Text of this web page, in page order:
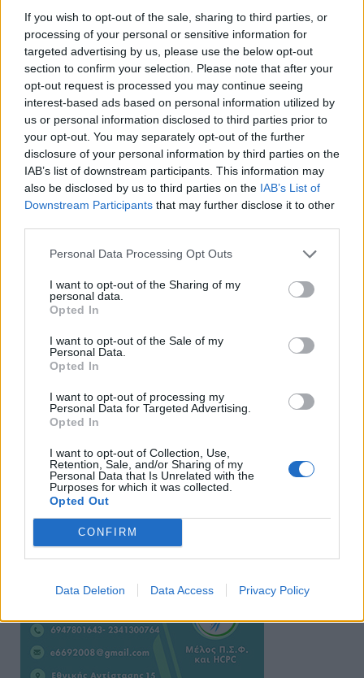
If you wish to opt-out of the sale, sharing to third parties, or
processing of your personal or sensitive information for
targeted advertising by us, please use the below opt-out
section to confirm your selection. Please note that after your
opt-out request is processed you may continue seeing
interest-based ads based on personal information utilized by
us or personal information disclosed to third parties prior to
your opt-out. You may separately opt-out of the further
disclosure of your personal information by third parties on the
IAB’s list of downstream participants. This information may
also be disclosed by us to third parties on the IAB’s List of
Downstream Participants that may further disclose it to other
Personal Data Processing Opt Outs
I want to opt-out of the Sharing of my
personal data.
Opted In
I want to opt-out of the Sale of my
Personal Data.
Opted In
I want to opt-out of processing my
Personal Data for Targeted Advertising.
Opted In
I want to opt-out of Collection, Use,
Retention, Sale, and/or Sharing of my
Personal Data that Is Unrelated with the
Purposes for which it was collected.
Opted Out
CONFIRM
Data Deletion Data Access Privacy Policy
Ειδήσεις
Ειδήσεις 5-8-2026